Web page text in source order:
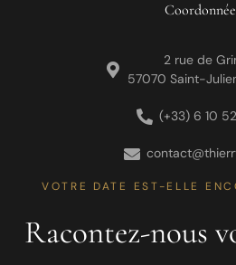
2 rue de
57070 Saint-
(+33) 6 10
VOTRE DATE EST-ELLE
Racontez-nous